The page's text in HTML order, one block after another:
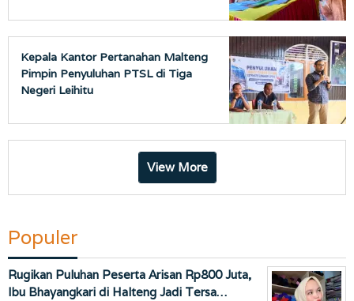
Kepala Kantor Pertanahan Malteng
Pimpin Penyuluhan PTSL di Tiga
Negeri Leihitu
View More
Populer
Rugikan Puluhan Peserta Arisan Rp800 Juta,
Ibu Bhayangkari di Halteng Jadi Tersa…